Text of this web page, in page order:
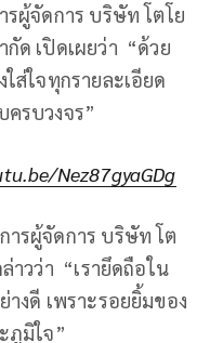
ผู้จัดการ บริษัท โตโย
กัด เปิดเผยว่า “ด้วย
ส่ใจทุกรายละเอียด
รบวงจร”
Nez87gyaGDg
รผู้จัดการ บริษัท โต
าวว่า “เรายึดถือใน
งดี เพราะรอยยิ้มของ
ภูมิใจ”